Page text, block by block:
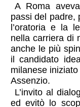
A Roma
passi del padre,
l’oratoria e la
nella carriera di
anche le più
il candidato
milanese
Assenzio.
L’invito al
ed evitò lo